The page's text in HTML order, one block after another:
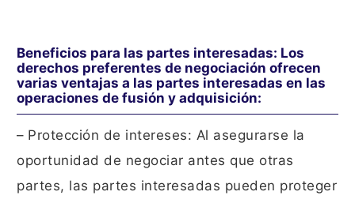
Beneficios para las partes interesadas: Los
derechos preferentes de negociación ofrecen
varias ventajas a las partes interesadas en las
operaciones de fusión y adquisición:
– Protección de intereses: Al asegurarse la
oportunidad de negociar antes que otras
partes, las partes interesadas pueden proteger